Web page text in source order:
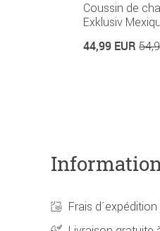
Coussin de
Exklusiv
44,99 EUR
Frais d´expédition